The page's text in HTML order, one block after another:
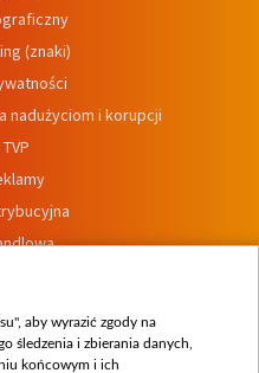
(znaki)
nadużyciom i korupcji
wewnętrznych
aby wyrazić zgody na
śledzenia i zbierania danych,
końcowym i ich